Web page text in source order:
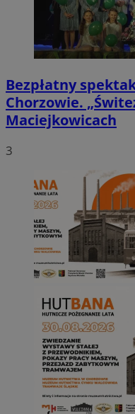
Bezpłatny
Chorzowie.
Maciejkowicach
3